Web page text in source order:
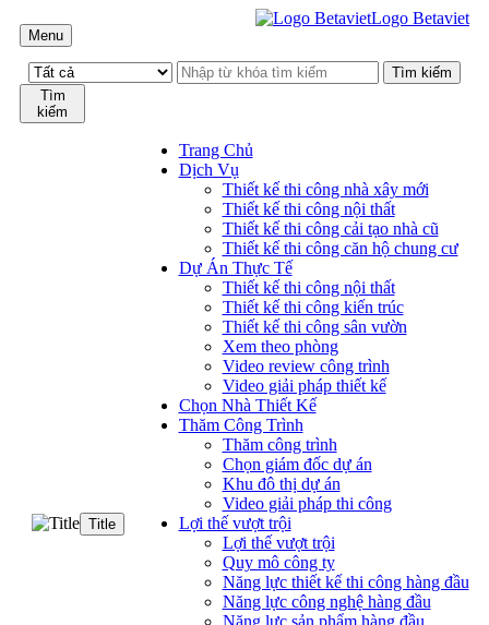
Menu
Logo Betaviet
Tìm
kiếm
Title
Trang Chủ
Dịch Vụ
Thiết kế thi công nhà xây mới
Thiết kế thi công nội thất
Thiết kế thi công cải tạo nhà cũ
Thiết kế thi công căn hộ chung cư
Dự Án Thực Tế
Thiết kế thi công nội thất
Thiết kế thi công kiến trúc
Thiết kế thi công sân vườn
Xem theo phòng
Video review công trình
Video giải pháp thiết kế
Chọn Nhà Thiết Kế
Thăm Công Trình
Thăm công trình
Chọn giám đốc dự án
Khu đô thị dự án
Video giải pháp thi công
Lợi thế vượt trội
Lợi thế vượt trội
Quy mô công ty
Năng lực thiết kế thi công hàng đầu
Năng lực công nghệ hàng đầu
Năng lực sản phẩm hàng đầu